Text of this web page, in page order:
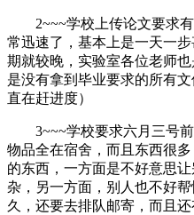
2~~~学校上传论文要求
常迅速了，基本上是一天一
期就较晚，实验室各位老师
是没有拿到毕业要求的所有
直在赶进度）
3~~~学校要求六月三号
物品全在宿舍，而且东西很
的东西，一方面是不好意思
杂，另一方面，别人也不好
久，还要去排队邮寄，而且